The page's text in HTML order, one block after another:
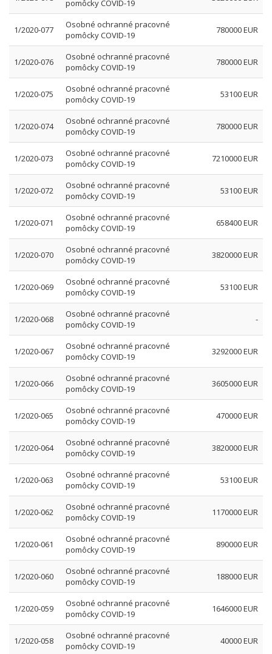
pomôcky COVID-19
1/2020-077
Osobné ochranné pracovné
pomôcky COVID-19
780000 EUR
1/2020-076
Osobné ochranné pracovné
pomôcky COVID-19
780000 EUR
1/2020-075
Osobné ochranné pracovné
pomôcky COVID-19
53100 EUR
1/2020-074
Osobné ochranné pracovné
pomôcky COVID-19
780000 EUR
1/2020-073
Osobné ochranné pracovné
pomôcky COVID-19
7210000 EUR
1/2020-072
Osobné ochranné pracovné
pomôcky COVID-19
53100 EUR
1/2020-071
Osobné ochranné pracovné
pomôcky COVID-19
658400 EUR
1/2020-070
Osobné ochranné pracovné
pomôcky COVID-19
3820000 EUR
1/2020-069
Osobné ochranné pracovné
pomôcky COVID-19
53100 EUR
1/2020-068
Osobné ochranné pracovné
pomôcky COVID-19
-
1/2020-067
Osobné ochranné pracovné
pomôcky COVID-19
3292000 EUR
1/2020-066
Osobné ochranné pracovné
pomôcky COVID-19
3605000 EUR
1/2020-065
Osobné ochranné pracovné
pomôcky COVID-19
470000 EUR
1/2020-064
Osobné ochranné pracovné
pomôcky COVID-19
3820000 EUR
1/2020-063
Osobné ochranné pracovné
pomôcky COVID-19
53100 EUR
1/2020-062
Osobné ochranné pracovné
pomôcky COVID-19
1170000 EUR
1/2020-061
Osobné ochranné pracovné
pomôcky COVID-19
890000 EUR
1/2020-060
Osobné ochranné pracovné
pomôcky COVID-19
188000 EUR
1/2020-059
Osobné ochranné pracovné
pomôcky COVID-19
1646000 EUR
1/2020-058
Osobné ochranné pracovné
pomôcky COVID-19
40000 EUR